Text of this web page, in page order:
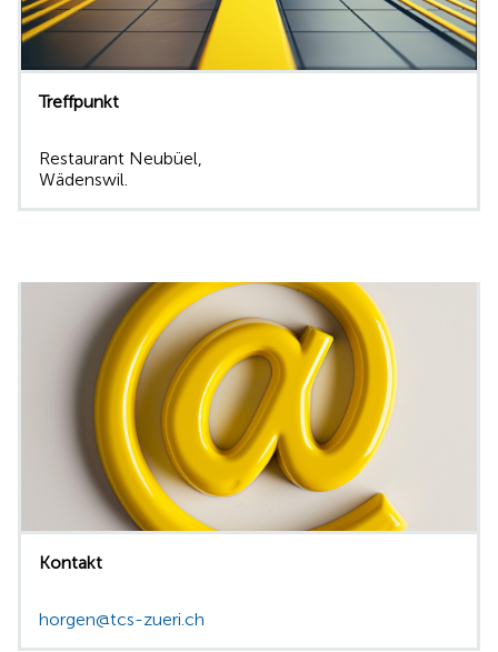
Treffpunkt
Restaurant Neubüel,
Wädenswil.
Kontakt
horgen@tcs-zueri.ch